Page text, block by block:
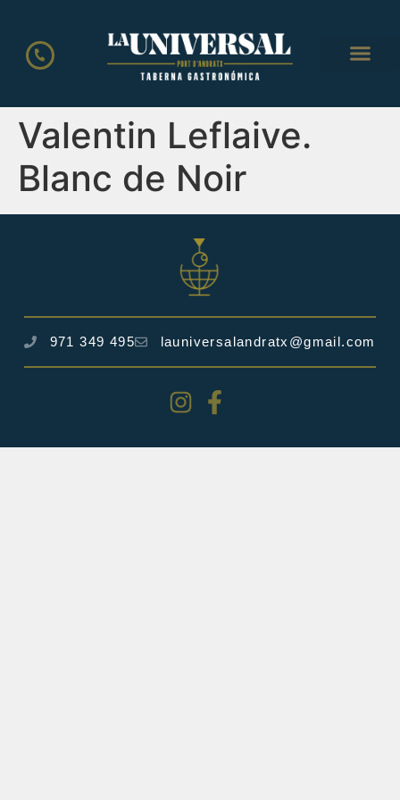
Valentin Leflaive.
Blanc de Noir
971 349 495 launiversalandratx@gmail.com